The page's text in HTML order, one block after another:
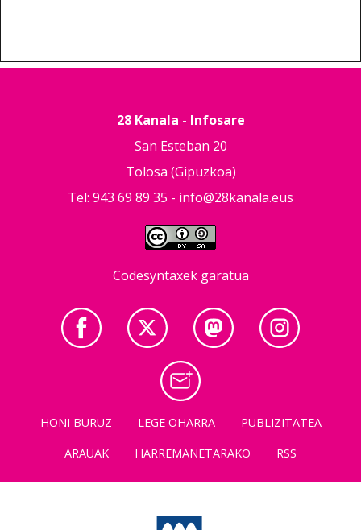
28 Kanala - Infosare
San Esteban 20
Tolosa (Gipuzkoa)
Tel: 943 69 89 35 - info@28kanala.eus
Codesyntaxek garatua
HONI BURUZ LEGE OHARRA
PUBLIZITATEA
ARAUAK
HARREMANETARAKO RSS